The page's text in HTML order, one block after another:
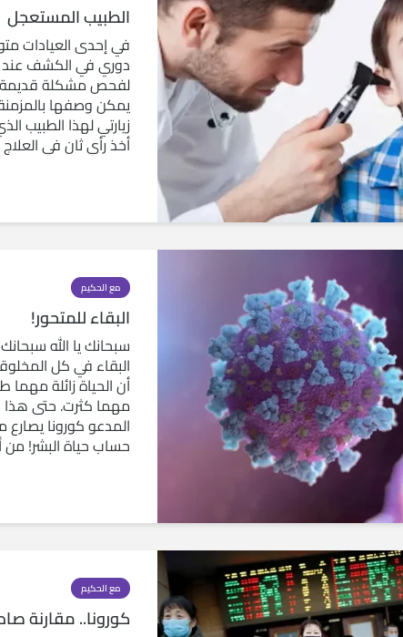
الطبيب المستعجل
في إحدى العيادات
دوري في الكشف
لفحص مشكلة قديمة
يمكن وصفها
زيارتي لهذا الطبيب
أخذ رأي ثان في
مع الحكيم
البقاء للمتحور!
سبحانك يا الله
البقاء في كل
أن الحياة زائلة مهما
مهما كثرت. حتى هذا
المدعو كورونا
حساب حياة البشر! من
مع الحكيم
كورونا.. مقارنة